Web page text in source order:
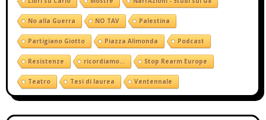
No alla Guerra NO TAV Palestina
Partigiano Giotto Piazza Alimonda Podcast
Resistenze ricordiamo... Stop Rearm Europe
Teatro Tesi di laurea Ventennale